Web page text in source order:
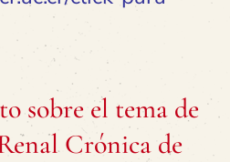
sobre el tema de
Crónica de